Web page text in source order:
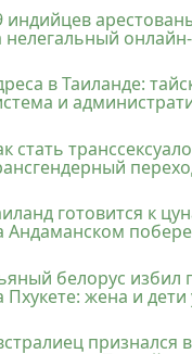
индийцев
нелегальный
в Таиланде:
и
стать
готовится к
Андаманском
белорус избил
Пхукете: жена и
признался